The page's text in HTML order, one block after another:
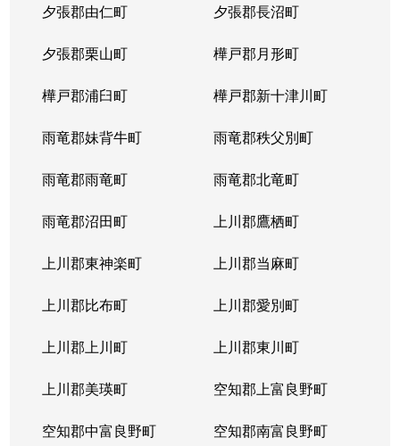
夕張郡由仁町 夕張郡長沼町
夕張郡栗山町 樺戸郡月形町
樺戸郡浦臼町 樺戸郡新十津川町
雨竜郡妹背牛町 雨竜郡秩父別町
雨竜郡雨竜町 雨竜郡北竜町
雨竜郡沼田町 上川郡鷹栖町
上川郡東神楽町 上川郡当麻町
上川郡比布町 上川郡愛別町
上川郡上川町 上川郡東川町
上川郡美瑛町 空知郡上富良野町
空知郡中富良野町 空知郡南富良野町